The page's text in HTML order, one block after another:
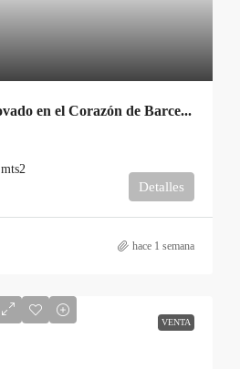
Exclusivo Loft Renovado en el Corazón de Barcelona por €243,000
mts2
Detalles
hace 1 semana
VENTA